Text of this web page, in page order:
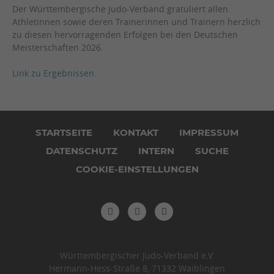
Der Württembergische Judo-Verband gratuliert allen
Athletinnen sowie deren Trainerinnen und Trainern herzlich
zu diesen hervorragenden Erfolgen bei den Deutschen
Meisterschaften 2026.
Link zu Ergebnissen.
überspringen
STARTSEITE KONTAKT
IMPRESSUM
DATENSCHUTZ
INTERN
SUCHE
COOKIE-EINSTELLUNGEN
Württembergischer Judo-Verband e.V.
Hermann-Hess-Straße 8, 71332 Waiblingen